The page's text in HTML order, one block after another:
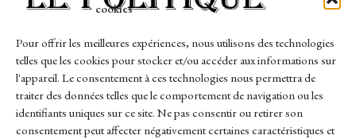
cookies
Pour offrir les meilleures expériences, nous utilisons des technologies
telles que les cookies pour stocker et/ou accéder aux informations sur
l'appareil. Le consentement à ces technologies nous permettra de
traiter des données telles que le comportement de navigation ou les
identifiants uniques sur ce site. Ne pas consentir ou retirer son
consentement peut affecter négativement certaines caractéristiques et
Links
Contact
Sitemap